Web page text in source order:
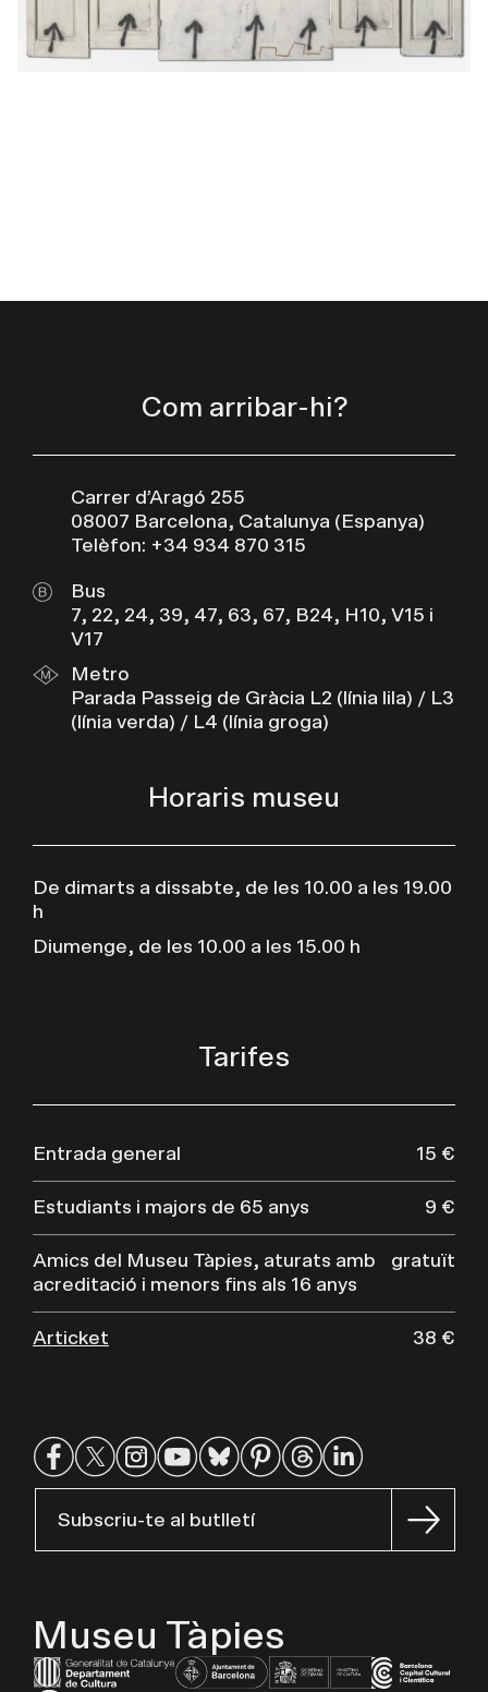
Com arribar-hi?
Carrer d’Aragó 255
08007 Barcelona, Catalunya (Espanya)
Telèfon: +34 934 870 315
Bus
7, 22, 24, 39, 47, 63, 67, B24, H10, V15 i
V17
Metro
Parada Passeig de Gràcia L2 (línia lila) / L3
(línia verda) / L4 (línia groga)
Horaris museu
De dimarts a dissabte, de les 10.00 a les 19.00
h
Diumenge, de les 10.00 a les 15.00 h
Tarifes
Entrada general 15 €
Estudiants i majors de 65 anys 9 €
Amics del Museu Tàpies, aturats amb
acreditació i menors fins als 16 anys
gratuït
Articket 38 €
Subscriu-te al butlletí
Museu Tàpies